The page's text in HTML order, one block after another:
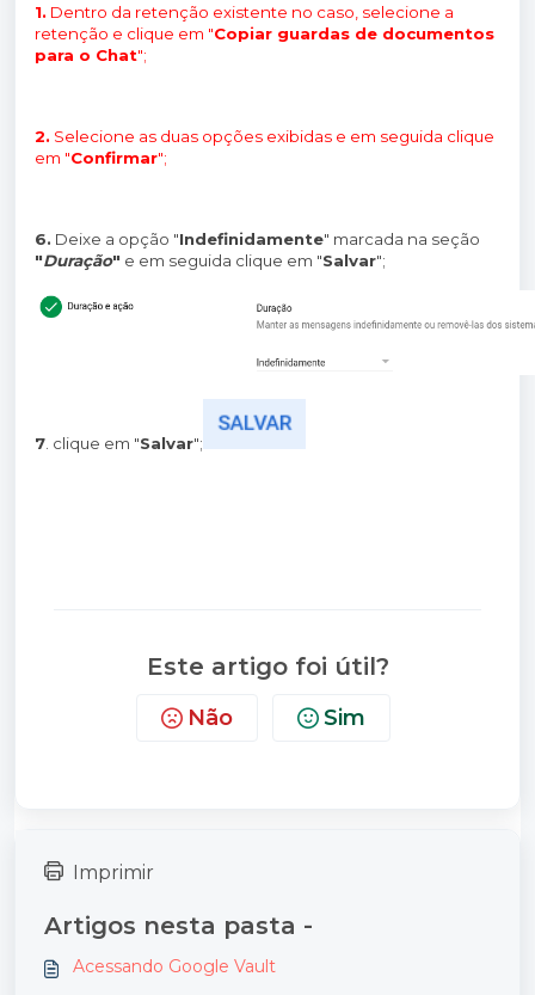
1. Dentro da retenção existente no caso, selecione a
retenção e clique em "Copiar guardas de documentos
para o Chat";
2. Selecione as duas opções exibidas e em seguida clique
em "Confirmar";
6. Deixe a opção "Indefinidamente" marcada na seção
"Duração" e em seguida clique em "Salvar";
7 . clique em "Salvar";
Este artigo foi útil?
Não Sim
Imprimir
Artigos nesta pasta -
Acessando Google Vault